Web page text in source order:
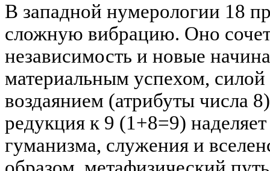
В западной нумерологии 18
сложную вибрацию. Оно
независимость и новые
материальным успехом,
воздаянием (атрибуты числа
редукция к 9 (1+8=9)
гуманизма, служения и